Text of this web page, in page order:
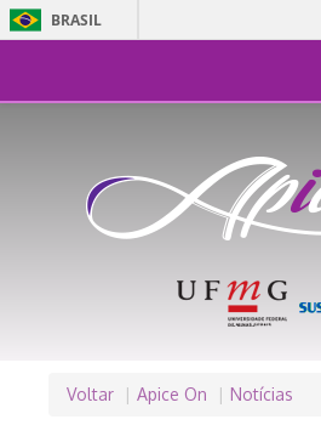
BRASIL
Voltar Apice On Notícias